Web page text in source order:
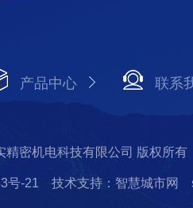
产品中心 联系
密机电科技有限公司 版权所有
号-21 技术支持：智慧城市网